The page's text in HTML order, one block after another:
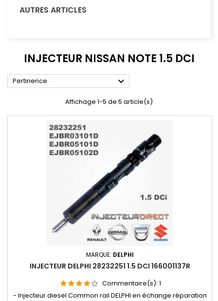
AUTRES ARTICLES
INJECTEUR NISSAN NOTE 1.5 DCI
Pertinence 
Affichage 1-5 de 5 article(s)
MARQUE: DELPHI
INJECTEUR DELPHI 28232251 1.5 DCI 166001137R
Commentaire(s): 1
- Injecteur diesel Common rail DELPHI en échange réparation